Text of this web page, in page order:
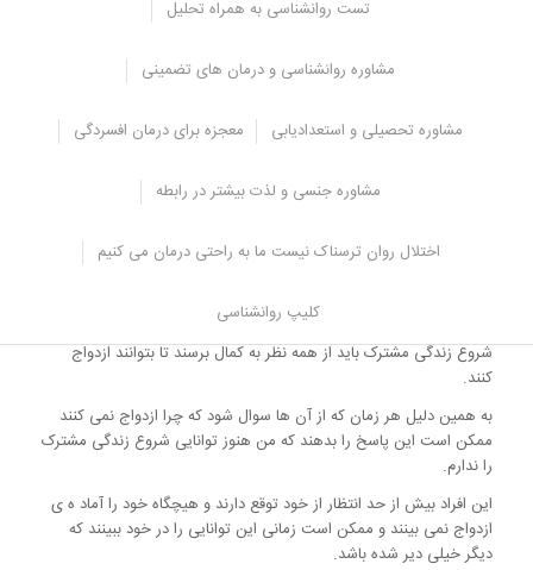
تست روانشناسی به همراه تحلیل
مشاوره روانشناسی و درمان های تضمینی
مشاوره تحصیلی و استعدادیابی معجزه برای درمان افسردگی
مشاوره جنسی و لذت بیشتر در رابطه
اختلال روان ترسناک نیست ما به راحتی درمان می کنیم
کلیپ روانشناسی
چنین افرادی ممکن است در زمان آشنایی با فردی احساس کنند که یک
فرد کامل و تمام عیار را یافته اند ولی زمانی که زندگی مشترکشان را با فرد
به این دلیل که افراد کمال گرا نقص های فرد را طبیعی نمی دانند و گمان
انتظار برای به کمال رسیدن
اینکه رسیدن به بلوغ روانی، جسمی و جنسی و داشتن استقلال و حداقل
نکته ی مهمی است ولی برخی افراد نیز هستند که فکر می کنند که برای
شروع زندگی مشترک باید از همه نظر به کمال برسند تا بتوانند ازدواج
کنند.
به همین دلیل هر زمان که از آن ها سوال شود که چرا ازدواج نمی کنند
ممکن است این پاسخ را بدهند که من هنوز توانایی شروع زندگی مشترک
را ندارم.
این افراد بیش از حد انتظار از خود توقع دارند و هیچگاه خود را آماد ه ی
ازدواج نمی بینند و ممکن است زمانی این توانایی را در خود ببینند که
دیگر خیلی دیر شده باشد.